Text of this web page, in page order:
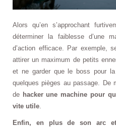
Alors qu’en s’approchant
déterminer la faiblesse d’une
d’action efficace. Par exemple,
attirer un maximum de petits
et ne garder que le boss pour
quelques pièges au passage. De
de hacker une machine pour
vite utile.
Enfin, en plus de son arc